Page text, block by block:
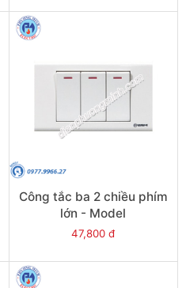
)
Công tắc ba 2 chiều phím
lớn - Model
S183D2(S183D2/DL)
47,800 đ